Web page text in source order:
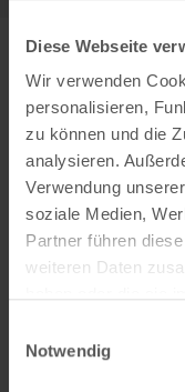
Diese Webseite
Wir verwenden
personalisieren,
zu können und die
analysieren.
Verwendung
soziale Medien,
Partner führen
weiteren Daten
Notwendig